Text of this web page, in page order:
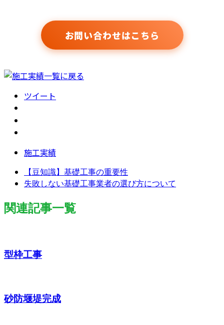
お問い合わせはこちら
ツイート
施工実績
【豆知識】基礎工事の重要性
失敗しない基礎工事業者の選び方について
関連記事一覧
型枠工事
砂防堰堤完成